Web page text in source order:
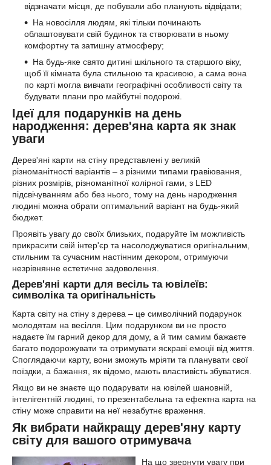
відзначати місця, де побували або планують відвідати;
На новосілля людям, які тільки починають
облаштовувати свій будинок та створювати в ньому
комфортну та затишну атмосферу;
На будь-яке свято дитині шкільного та старшого віку,
щоб її кімната була стильною та красивою, а сама вона
по карті могла вивчати географічні особливості світу та
будувати плани про майбутні подорожі.
Ідеї для подарунків на день
народження: дерев'яна карта як знак
уваги
Дерев'яні карти на стіну представлені у великій
різноманітності варіантів – з різними типами гравіювання,
різних розмірів, різноманітної колірної гами, з LED
підсвічуванням або без нього, тому на день народження
людині можна обрати оптимальний варіант на будь-який
бюджет.
Проявіть увагу до своїх близьких, подаруйте їм можливість
прикрасити свій інтер'єр та насолоджуватися оригінальним,
стильним та сучасним настінним декором, отримуючи
незрівнянне естетичне задоволення.
Дерев'яні карти для весіль та ювілеїв:
символіка та оригінальність
Карта світу на стіну з дерева – це символічний подарунок
молодятам на весілля. Цим подарунком ви не просто
надаєте їм гарний декор для дому, а й тим самим бажаєте
багато подорожувати та отримувати яскраві емоції від життя.
Споглядаючи карту, вони зможуть мріяти та планувати свої
поїздки, а бажання, як відомо, мають властивість збуватися.
Якщо ви не знаєте що подарувати на ювілей шановній,
інтелігентній людині, то презентабельна та ефектна карта на
стіну може справити на неї незабутнє враження.
Як вибрати найкращу дерев'яну карту
світу для вашого отримувача
На що звернути увагу при